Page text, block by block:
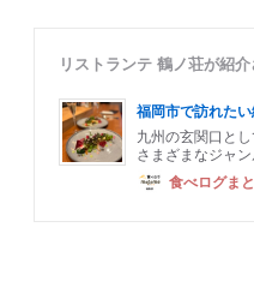
リストランテ 鶴ノ荘が紹
福岡市で訪れた
九州の玄関口と
さまざまなジャ
食べログま